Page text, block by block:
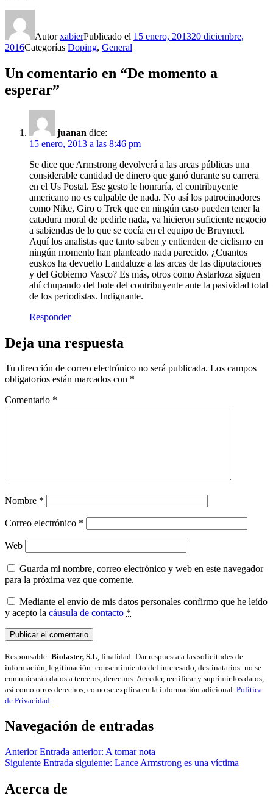
AutorxabierPublicado el 15 enero, 201320 diciembre,
2016Categorías Doping, General
Un comentario en “De momento a
esperar”
juanan dice:
15 enero, 2013 a las 8:46 pm
Se dice que Armstrong devolverá a las arcas públicas una
considerable cantidad de dinero que ganó durante su carrera
en el Us Postal. Ese gesto le honraría, el contribuyente
americano no es culpable de nada. No así los patrocinadores
como Nike, Giro o Trek que en ningún caso pueden tener la
catadura moral de pedirle nada, ya hicieron suficiente negocio
a sabiendas de lo que se cocía en el equipo de Bruyneel.
Aquí los analistas que tanto saben y entienden de ciclismo en
ningún momento han planteado nada parecido. ¿Cuantos
euskos ha devuelto Landaluze a las arcas de las diputaciones
y del Gobierno Vasco? Es más, otros como Astarloza siguen
ahí chupando del bote del contribuyente ante la pasividad total
de los periodistas. Indignante.
Responder
Deja una respuesta
Tu dirección de correo electrónico no será publicada. Los campos
obligatorios están marcados con *
Comentario *
Nombre *
Correo electrónico *
Web
Guarda mi nombre, correo electrónico y web en este navegador
para la próxima vez que comente.
Mediante el envío de mis datos personales confirmo que he leído
y acepto la cáusula de contacto *
Responsable: Biolaster, S.L, finalidad: Dar respuesta a las solicitudes de
información, legitimación: consentimiento del interesado, destinatarios: no se
comunicarán datos a terceros, derechos: Acceder, rectificar y suprimir los datos,
así como otros derechos, como se explica en la información adicional. Política
de Privacidad.
Navegación de entradas
Anterior Entrada anterior: A tomar nota
Siguiente Entrada siguiente: Lance Armstrong es una víctima
Acerca de